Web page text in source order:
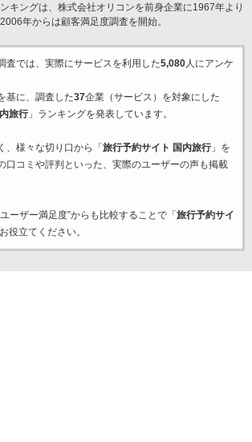
キングは、株式会社オリコンを前身企業に1967年より
年からは顧客満足度調査を開始。
査では、実際にサービスを利用した5,080人にアンケ
基に、調査した37企業（サービス）を対象にした
旅行」ランキングを発表しています。
、様々な切り口から「旅行予約サイト 国内旅行」を
口コミや評判といった、実際のユーザーの声も掲載
ーザー満足度”からも比較することで「旅行予約サイ
役立てください。